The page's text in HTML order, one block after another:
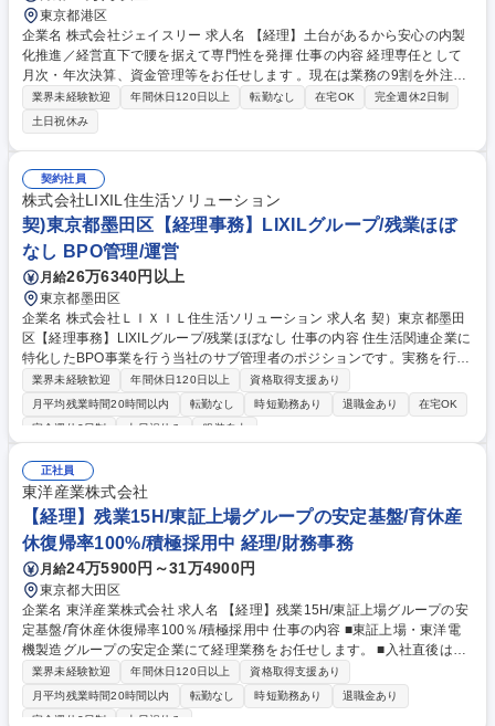
東京都港区
企業名 株式会社ジェイスリー 求人名 【経理】土台があるから安心の内製
化推進／経営直下で腰を据えて専門性を発揮 仕事の内容 経理専任として
月次・年次決算、資金管理等をお任せします 。現在は業務の9割を外注し
マニュアルも完備。まずは外注管理から始め、ご自身の裁量とペースで無
理なく内製化や業務フロー改善を進めていただきます。 ■月次・年次決算
■資金管理・振込 ■仕訳・経費精算 ■親会社・銀行・税理士連携 ■取締役会
運営窓口、資料作成 等 ◎入社後は既存の外注管理やマニュアル化された
業務から引継ぎ、少しずつ内製化を進めます。ゼロからの構築ではないた
め、前職の経験を活かしスムーズに慣れていただけます。少数精鋭のため
一部総務も担当。 ◎上場グループの安定感と、穏やかで裁量の大きい社風
が魅力。残業も少なく働きやすい環境です。 募集職種 【経理】土台があ
るから安心の内製化推進／経営直下で腰を据えて専門性を発揮
業界未経験歓迎 年間休日120日以上 転勤なし 在宅OK
完全週休2日制
土日祝休み
契約社員
株式会社LIXIL住生活ソリューション
契)東京都墨田区【経理事務】LIXILグループ/残業ほぼ
なし BPO管理/運営
月給26万6340円以上
東京都墨田区
企業名 株式会社ＬＩＸＩＬ住生活ソリューション 求人名 契）東京都墨田
区【経理事務】LIXILグループ/残業ほぼなし 仕事の内容 住生活関連企業に
特化したBPO事業を行う当社のサブ管理者のポジションです。実務を行う
パート社員の納期管理・フォローのマネジメントを中心に、受託している
企業様の日常経理事務の実作業をお任せ致します。 ■受託企業での日常経
理の実作業（仕分け・売掛金管理・経費精算、等） ■実務を行うパート社
般 ■特徴：1人あたり3社前後を担当。管理者とパートのチーム制で、1案
件に正社員含む2名以上の管理者を配置するため、互いに安心して相談し
フォローし合える環境です。 （仕訳、経費精算、支払処理、売掛金管理、
月次決算補助等）の実作業 募集職種 契）東京都墨田区【経理事務】LIXIL
グループ/残業ほぼなし
業界未経験歓迎 年間休日120日以上
資格取得支援あり
月平均残業時間20時間以内
転勤なし 時短勤務あり 退職金あり
在宅OK
完全週休2日制
土日祝休み 服装自由
正社員
東洋産業株式会社
【経理】残業15H/東証上場グループの安定基盤/育休産
休復帰率100%/積極採用中 経理/財務事務
月給24万5900円～31万4900円
東京都大田区
企業名 東洋産業株式会社 求人名 【経理】残業15H/東証上場グループの安
定基盤/育休産休復帰率100％/積極採用中 仕事の内容 ■東証上場・東洋電
機製造グループの安定企業にて経理業務をお任せします。 ■入社直後は伝
票処理や経費精算からスタートし、段階的に月次・年次決算や予算管理、
親会社経理部門とのやりとり等へ幅を広げます。 【入社後】■日常業務：
経理伝票処理、経費精算、帳簿等の管理 【慣れてきたら】■決算業務：月
業界未経験歓迎 年間休日120日以上
資格取得支援あり
月平均残業時間20時間以内
転勤なし 時短勤務あり
退職金あり
完全週休2日制
土日祝休み